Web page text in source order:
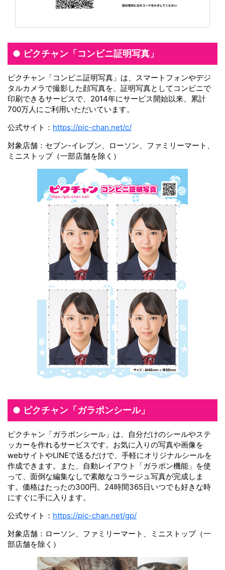
ピクチャン「コンビニ証明写真」
ピクチャン「コンビニ証明写真」は、スマートフォンやデジ
タルカメラで撮影した顔写真を、証明写真としてコンビニで
印刷できるサービスで、2014年にサービス開始以来、累計
700万人にご利用いただいています。
公式サイト： https://pic-chan.net/c/
対象店舗：セブン-イレブン、ローソン、ファミリーマート、
ミニストップ（一部店舗を除く）
ピクチャン「ガラポンシール」
ピクチャン「ガラポンシール」は、自分だけのシールやステ
ッカーを作れるサービスです。お気に入りの写真や画像を
webサイトやLINEで送るだけで、手軽にオリジナルシールを
作成できます。また、自動レイアウト「ガラポン機能」を使
って、面倒な編集なしで素敵なコラージュ写真が完成しま
す。価格はたったの300円。24時間365日いつでも好きな時
にすぐに手に入ります。
公式サイト： https://pic-chan.net/gp/
対象店舗：ローソン、ファミリーマート、ミニストップ（一
部店舗を除く）